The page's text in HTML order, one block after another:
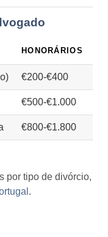
HONORÁRIOS
€200-€400
€500-€1.000
€800-€1.800
por tipo de divórcio,
.